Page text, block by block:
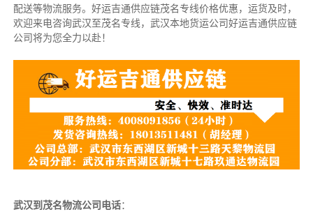
配送等物流服务。 好运吉通供应链茂名专线价格优惠，运货及时，
欢迎来电咨询武汉至茂名专线，武汉本地货运公司好运吉通供应链
公司将为您全力以赴！
武汉到茂名物流公司电话：